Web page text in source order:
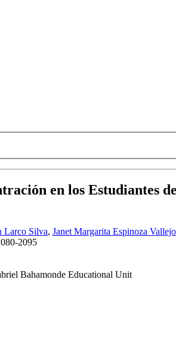
en los Estudiantes
Larco Silva, Janet Margarita Espinoza Vallejo
2095
Bahamonde Educational Unit